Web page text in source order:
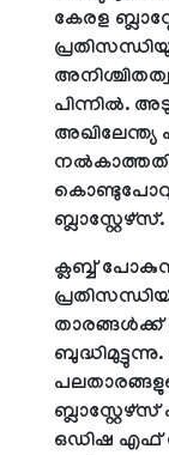
കേരള
പിന്നില്‍.
ബ്ലാസ്റ്റേഴ്‌സ്.
ക്ലബ്ബ്
ഒഡിഷ എഫ്